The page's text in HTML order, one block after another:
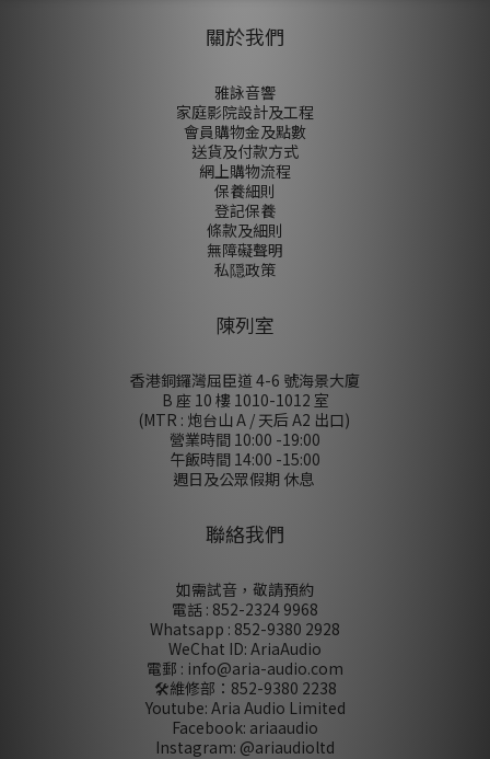
關於我們
雅詠音響
家庭影院設計及工程
會員購物金及點數
送貨及付款方式
網上購物流程
保養細則
登記保養
條款及細則
無障礙聲明
私隠政策
陳列室
香港銅鑼灣屈臣道 4-6 號海景大廈
B 座 10 樓 1010-1012 室
(MTR : 炮台山 A / 天后 A2 出口)
營業時間 10:00 -19:00
午飯時間 14:00 -15:00
週日及公眾假期 休息
聯絡我們
如需試音，敬請預約
電話 : 852-2324 9968
Whatsapp : 852-9380 2928
WeChat ID: AriaAudio
電郵 : info@aria-audio.com
🛠️維修部： 852-9380 2238
Youtube: Aria Audio Limited
Facebook: ariaaudio
Instagram: @ariaudioltd